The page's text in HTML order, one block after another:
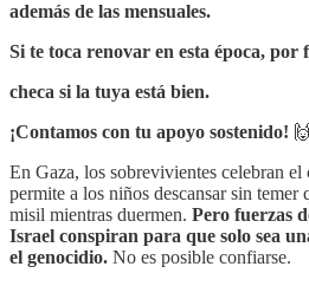
además de las mensuales.
Si te toca renovar en esta época, por
checa si la tuya está bien.
¡Contamos con tu apoyo sostenido! 🙌
En Gaza, los sobrevivientes celebran el
permite a los niños descansar sin temer
misil mientras duermen. Pero fuerzas
Israel conspiran para que solo sea
el genocidio. No es posible confiarse.